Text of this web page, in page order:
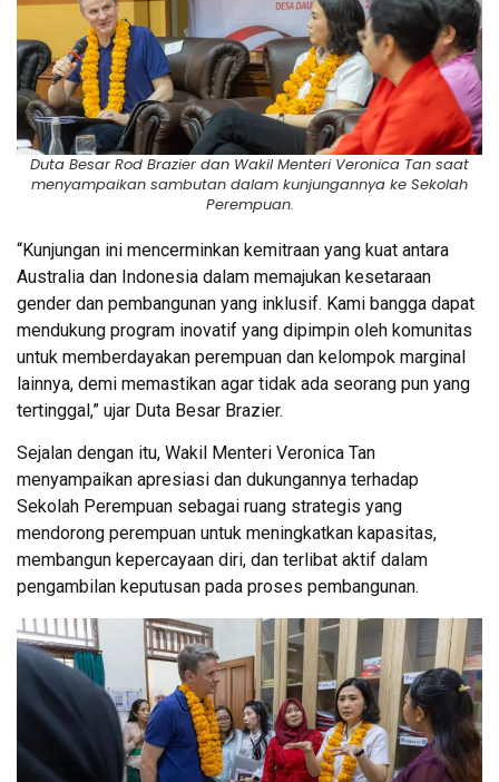
Duta Besar Rod Brazier dan Wakil Menteri Veronica Tan saat
menyampaikan sambutan dalam kunjungannya ke Sekolah
Perempuan.
“Kunjungan ini mencerminkan kemitraan yang kuat antara
Australia dan Indonesia dalam memajukan kesetaraan
gender dan pembangunan yang inklusif. Kami bangga dapat
mendukung program inovatif yang dipimpin oleh komunitas
untuk memberdayakan perempuan dan kelompok marginal
lainnya, demi memastikan agar tidak ada seorang pun yang
tertinggal,” ujar Duta Besar Brazier.
Sejalan dengan itu, Wakil Menteri Veronica Tan
menyampaikan apresiasi dan dukungannya terhadap
Sekolah Perempuan sebagai ruang strategis yang
mendorong perempuan untuk meningkatkan kapasitas,
membangun kepercayaan diri, dan terlibat aktif dalam
pengambilan keputusan pada proses pembangunan.